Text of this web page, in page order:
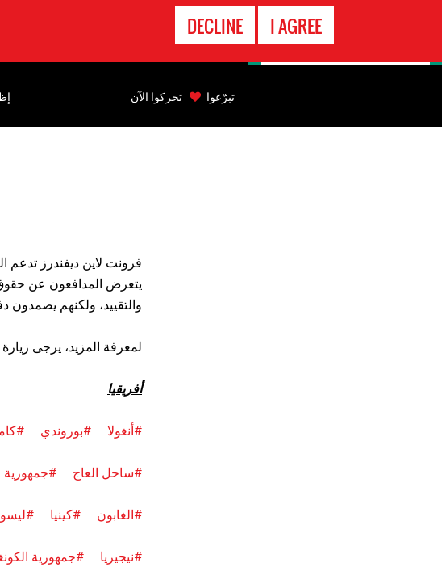
I AGREE
DECLINE
فرونت لاين ديفندرز
يتعرض المدافعون عن حقوق
والتقييد، ولكنهم
لمعرفة المزيد، يرجى
أفريقيا
#أنغولا #بوروندي
#ساحل العاج #جمهورية
#الغابون #كينيا
#نيجيريا #جمهورية
تبرّعوا تحركوا الآن
الاتصال
بالطوارىء